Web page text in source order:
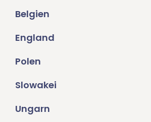
Belgien
England
Polen
Slowakei
Ungarn